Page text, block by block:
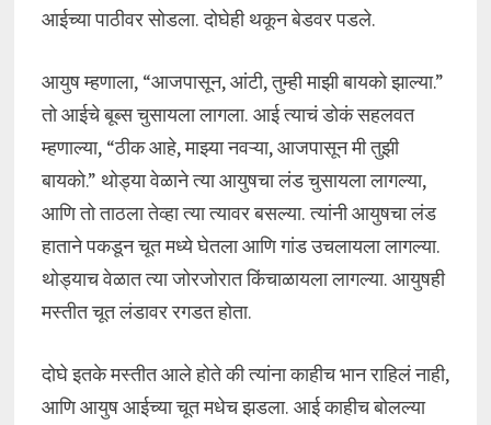
आईच्या पाठीवर सोडला. दोघेही थकून बेडवर पडले.
आयुष म्हणाला, “आजपासून, आंटी, तुम्ही माझी बायको झाल्या.”
तो आईचे बूब्स चुसायला लागला. आई त्याचं डोकं सहलवत
म्हणाल्या, “ठीक आहे, माझ्या नवऱ्या, आजपासून मी तुझी
बायको.” थोड्या वेळाने त्या आयुषचा लंड चुसायला लागल्या,
आणि तो ताठला तेव्हा त्या त्यावर बसल्या. त्यांनी आयुषचा लंड
हाताने पकडून चूत मध्ये घेतला आणि गांड उचलायला लागल्या.
थोड्याच वेळात त्या जोरजोरात किंचाळायला लागल्या. आयुषही
मस्तीत चूत लंडावर रगडत होता.
दोघे इतके मस्तीत आले होते की त्यांना काहीच भान राहिलं नाही,
आणि आयुष आईच्या चूत मधेच झडला. आई काहीच बोलल्या